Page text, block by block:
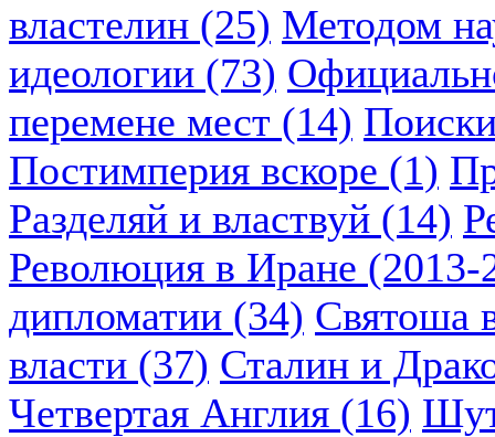
властелин (25) Методом
идеологии (73)
перемене мест (14)
Постимперия вскоре (1)
Разделяй и властвуй (14)
Революция в Иране (2013-
дипломатии (34) Святоша
власти (37) Сталин и
Четвертая Англия (16)